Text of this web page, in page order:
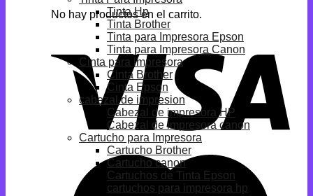
No hay productos en el carrito.
Tinta Hp
Tinta Brother
Tinta para Impresora Epson
Tinta para Impresora Canon
Cinta para impresora
Cinta Brother
Cinta Epson
cabezal de impresion
Cabezal de impresora HP
Cabezal de impresora canon
Cartucho para Impresora
Cartucho Brother
Cartucho canon
Cartuchos de Tinta Epson
cartuchos para impresora hp